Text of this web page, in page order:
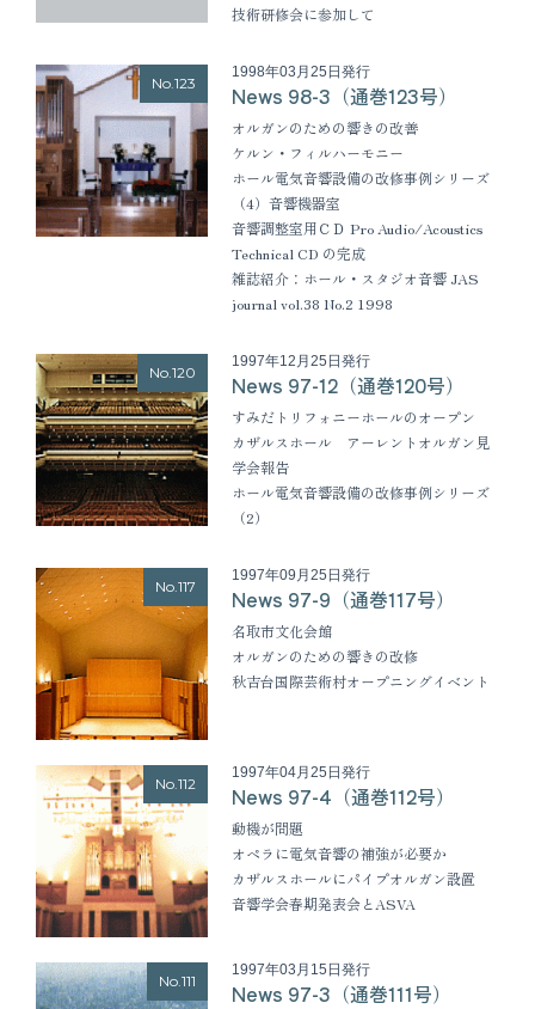
技術研修会に参加して
No.123
1998年03月25日発行
News 98-3（通巻123号）
オルガンのための響きの改善
ケルン・フィルハーモニー
ホール電気音響設備の改修事例シリーズ
（4）音響機器室
音響調整室用ＣＤ Pro Audio/Acoustics
Technical CD の完成
雑誌紹介：ホール・スタジオ音響 JAS
journal vol.38 No.2 1998
No.120
1997年12月25日発行
News 97-12（通巻120号）
すみだトリフォニーホールのオープン
カザルスホール アーレントオルガン見
学会報告
ホール電気音響設備の改修事例シリーズ
（2）
No.117
1997年09月25日発行
News 97-9（通巻117号）
名取市文化会館
オルガンのための響きの改修
秋吉台国際芸術村オープニングイベント
No.112
1997年04月25日発行
News 97-4（通巻112号）
動機が問題
オペラに電気音響の補強が必要か
カザルスホールにパイプオルガン設置
音響学会春期発表会とASVA
No.111
1997年03月15日発行
News 97-3（通巻111号）